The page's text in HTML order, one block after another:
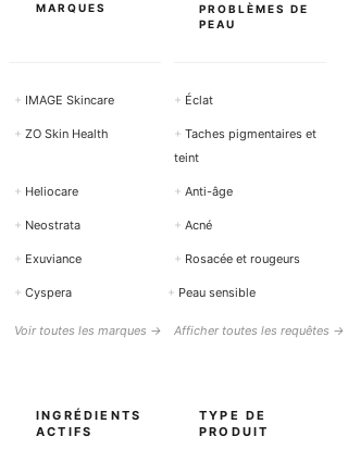
MARQUES
PROBLÈMES DE
PEAU
+ IMAGE Skincare + Éclat
+ ZO Skin Health + Taches pigmentaires et
teint
+ Heliocare + Anti-âge
+ Neostrata + Acné
+ Exuviance + Rosacée et rougeurs
+ Cyspera + Peau sensible
Voir toutes les marques → Afficher toutes les requêtes →
INGRÉDIENTS
ACTIFS
TYPE DE
PRODUIT